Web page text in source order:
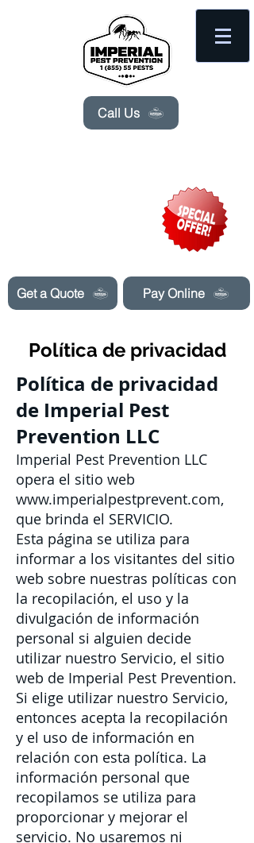
Get a Quote
Call Us
Pay Online
Política de privacidad
Política de privacidad
de Imperial Pest
Prevention LLC
Imperial Pest Prevention LLC
opera el sitio web
www.imperialpestprevent.com,
que brinda el SERVICIO.
Esta página se utiliza para
informar a los visitantes del sitio
web sobre nuestras políticas con
la recopilación, el uso y la
divulgación de información
personal si alguien decide
utilizar nuestro Servicio, el sitio
web de Imperial Pest Prevention.
Si elige utilizar nuestro Servicio,
entonces acepta la recopilación
y el uso de información en
relación con esta política. La
información personal que
recopilamos se utiliza para
proporcionar y mejorar el
servicio. No usaremos ni